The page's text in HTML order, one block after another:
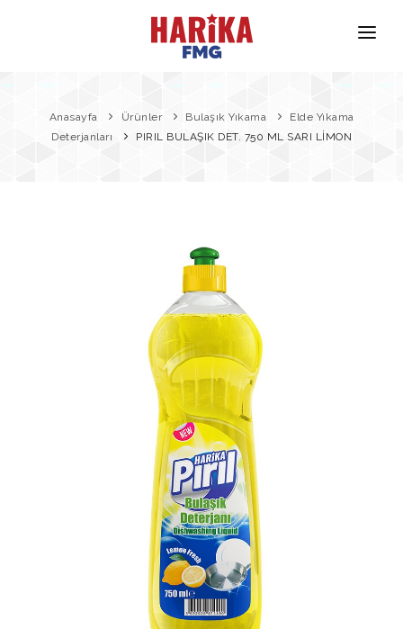
Markalarımız
Anasayfa Ürünler Bulaşık Yıkama
Elde Yıkama
Deterjanları
PIRIL BULAŞIK DET. 750 ML SARI LİMON